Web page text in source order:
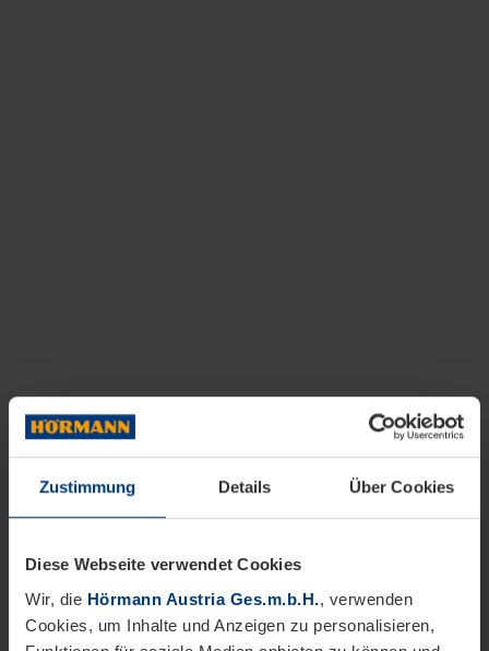
Zustimmung Details Über Cookies
Diese Webseite verwendet Cookies
Wir, die Hörmann Austria Ges.m.b.H., verwenden
Cookies, um Inhalte und Anzeigen zu personalisieren,